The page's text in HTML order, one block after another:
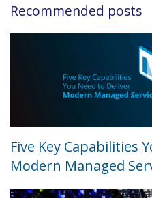
Recommended posts
Five Key Capabilities
Modern Managed